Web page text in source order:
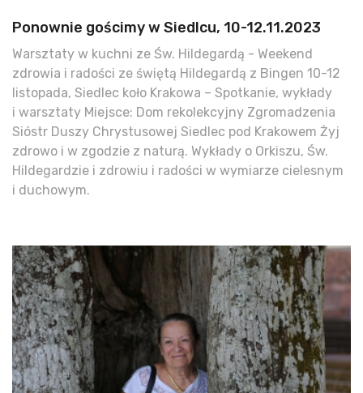
Ponownie gościmy w Siedlcu, 10-12.11.2023
Warsztaty w kuchni ze Św. Hildegardą - Weekend
zdrowia i radości ze świętą Hildegardą z Bingen 10-12
listopada, Siedlec koło Krakowa – Spotkanie, wykłady
i warsztaty Miejsce: Dom rekolekcyjny Zgromadzenia
Sióstr Duszy Chrystusowej Siedlec pod Krakowem Żyj
zdrowo i w zgodzie z naturą. Wykłady o Orkiszu, Św.
Hildegardzie i zdrowiu i radości w wymiarze cielesnym
i duchowym.